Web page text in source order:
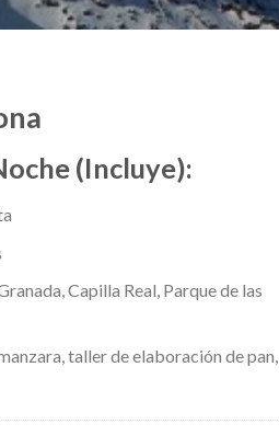
(Incluye):
Capilla Real, Parque de las
taller de elaboración de pan,